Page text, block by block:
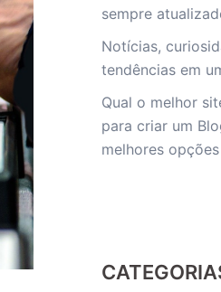
sempre
Notícias,
tendências em
Qual o melhor
para criar um
melhores opções